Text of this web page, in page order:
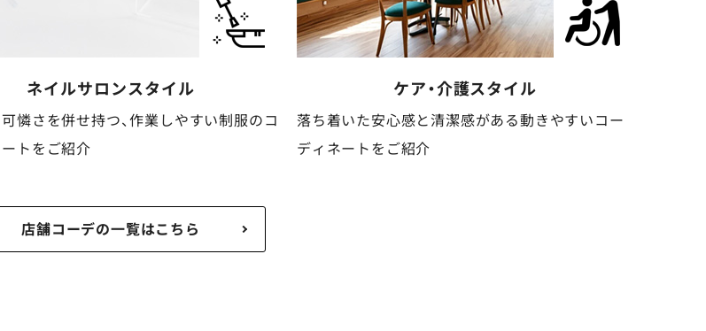
ケア・介護スタイル
安心感と清潔感がある動きやすいコー
をご紹介
歯科クリニックスタイル
清潔感と信頼感のある、安心感を与えるコーディネ
ートをご紹介
店舗コーデの一覧はこちら